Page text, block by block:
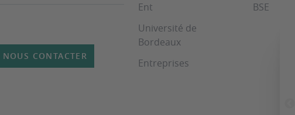
NOUS CONTACTER
Ent
Université de
Bordeaux
Entreprises
BSE